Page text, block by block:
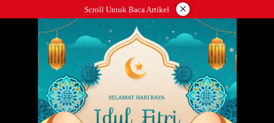
ke
Scroll Untuk Baca Artikel ×